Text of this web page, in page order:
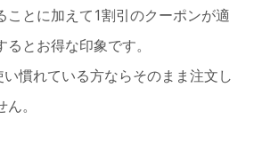
ことに加えて1割引のクーポンが適
とお得な印象です。
慣れている方ならそのまま注文し
。